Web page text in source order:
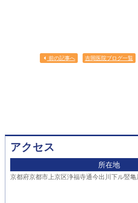
前の記事へ 吉岡医院ブログ一覧
アクセス
所在地
京都府京都市上京区浄福寺通今出川下ル竪